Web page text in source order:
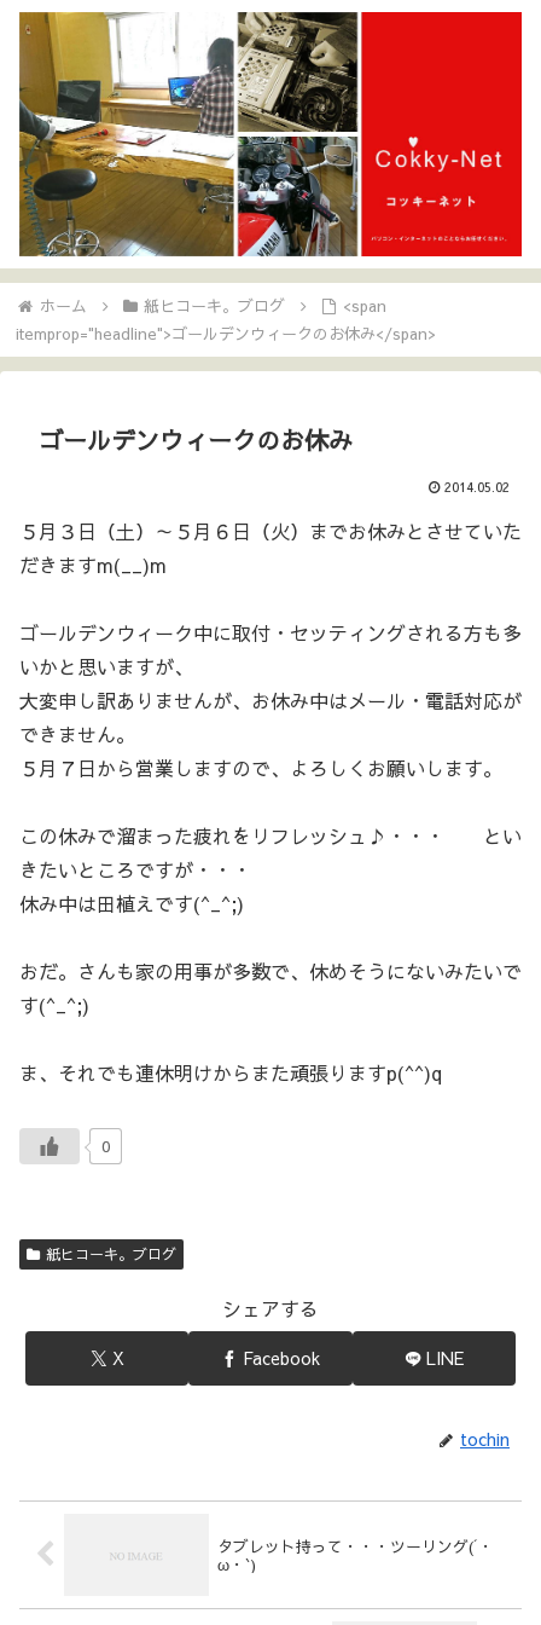
ホーム 紙ヒコーキ。ブログ
<span
itemprop="headline">ゴールデンウィークのお休み</span>
ゴールデンウィークのお休み
2014.05.02
５月３日（土）～５月６日（火）までお休みとさせていた
だきますm(__)m
ゴールデンウィーク中に取付・セッティングされる方も多
いかと思いますが、
大変申し訳ありませんが、お休み中はメール・電話対応が
できません。
５月７日から営業しますので、よろしくお願いします。
この休みで溜まった疲れをリフレッシュ♪・・・ とい
きたいところですが・・・
休み中は田植えです(^_^;)
おだ。さんも家の用事が多数で、休めそうにないみたいで
す(^_^;)
ま、それでも連休明けからまた頑張りますp(^^)q
0
紙ヒコーキ。ブログ
シェアする
X Facebook LINE
tochin
タブレット持って・・・ツーリング(´・
ω・`)